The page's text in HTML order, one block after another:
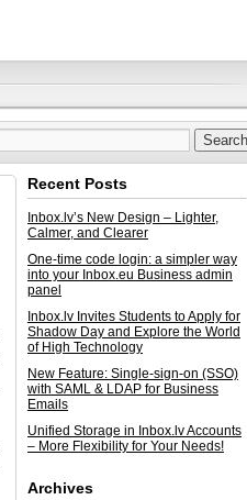
Recent Posts
Inbox.lv’s New Design – Lighter,
Calmer, and Clearer
One-time code login: a simpler way
into your Inbox.eu Business admin
panel
Inbox.lv Invites Students to Apply for
Shadow Day and Explore the World
of High Technology
New Feature: Single-sign-on (SSO)
with SAML & LDAP for Business
Emails
Unified Storage in Inbox.lv Accounts
– More Flexibility for Your Needs!
Archives